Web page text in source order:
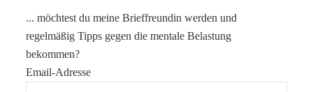
... möchtest du meine Brieffreundin werden und
regelmäßig Tipps gegen die mentale Belastung
bekommen?
Email-Adresse